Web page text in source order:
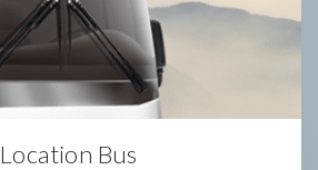
Location Bus